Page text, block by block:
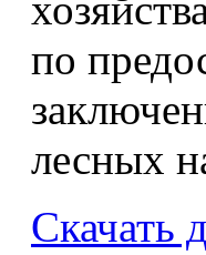
по
лесных
Скачать